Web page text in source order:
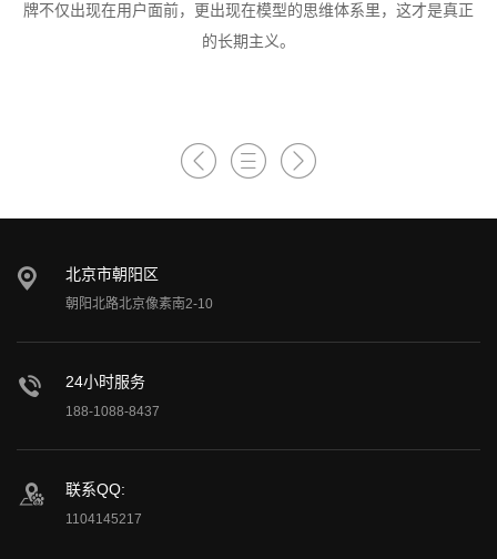
牌不仅出现在用户面前，更出现在模型的思维体系里，这才是真正
的长期主义。
北京市朝阳区
朝阳北路北京像素南2-10
24小时服务
188-1088-8437
联系QQ:
1104145217